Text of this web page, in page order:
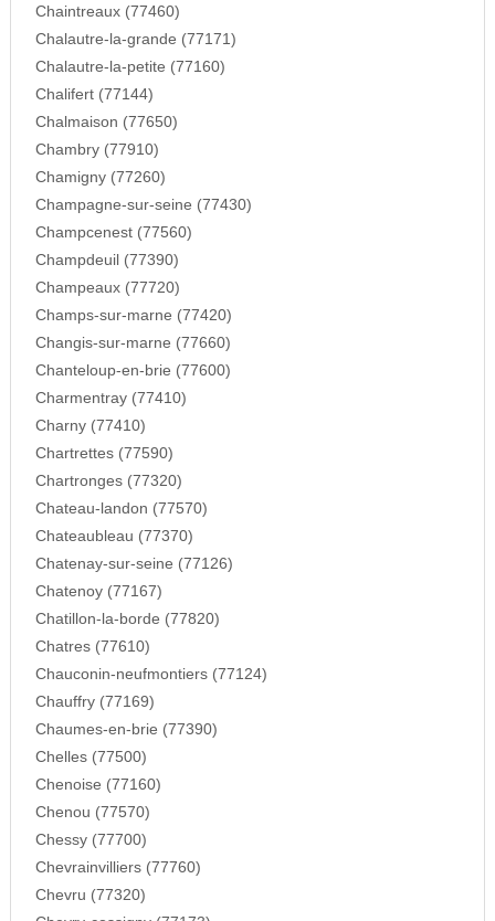
Chaintreaux (77460)
Chalautre-la-grande (77171)
Chalautre-la-petite (77160)
Chalifert (77144)
Chalmaison (77650)
Chambry (77910)
Chamigny (77260)
Champagne-sur-seine (77430)
Champcenest (77560)
Champdeuil (77390)
Champeaux (77720)
Champs-sur-marne (77420)
Changis-sur-marne (77660)
Chanteloup-en-brie (77600)
Charmentray (77410)
Charny (77410)
Chartrettes (77590)
Chartronges (77320)
Chateau-landon (77570)
Chateaubleau (77370)
Chatenay-sur-seine (77126)
Chatenoy (77167)
Chatillon-la-borde (77820)
Chatres (77610)
Chauconin-neufmontiers (77124)
Chauffry (77169)
Chaumes-en-brie (77390)
Chelles (77500)
Chenoise (77160)
Chenou (77570)
Chessy (77700)
Chevrainvilliers (77760)
Chevru (77320)